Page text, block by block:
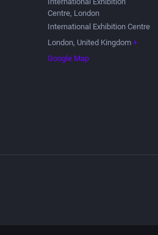
Centre, London
International Exhibition Centre
London, United Kingdom +
Google Map